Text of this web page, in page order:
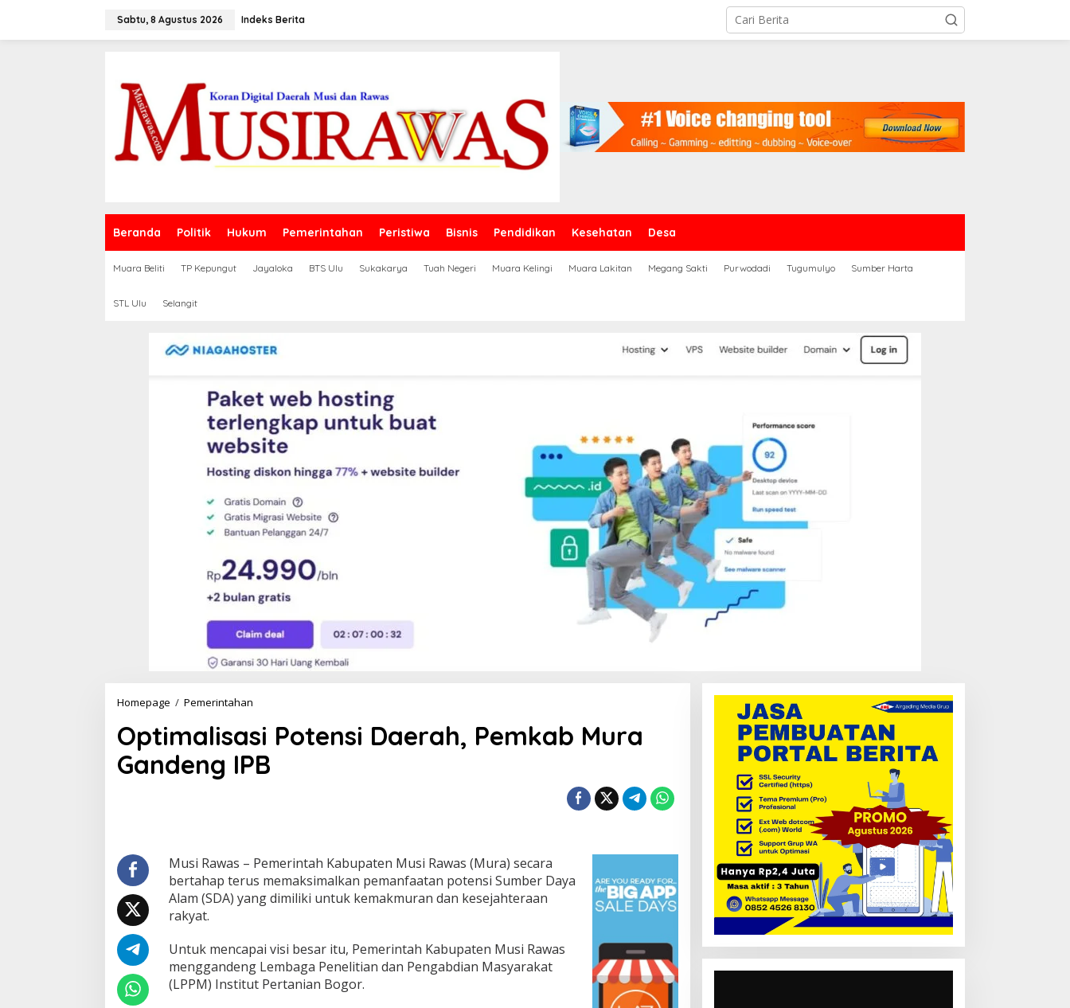
Sabtu, 8 Agustus 2026 Indeks Berita
Beranda Politik Hukum Pemerintahan Peristiwa Bisnis Pendidikan Kesehatan Desa
Muara Beliti TP Kepungut Jayaloka BTS Ulu Sukakarya Tuah Negeri Muara Kelingi Muara Lakitan Megang Sakti Purwodadi Tugumulyo Sumber Harta
STL Ulu Selangit
Homepage / Pemerintahan
t
i
m
a
i
o
t
s
D
a
Optimalisasi Potensi Daerah, Pemkab Mura
Gandeng IPB
Musi Rawas – Pemerintah Kabupaten Musi Rawas (Mura) secara
bertahap terus memaksimalkan pemanfaatan potensi Sumber Daya
Alam (SDA) yang dimiliki untuk kemakmuran dan kesejahteraan
rakyat.
Untuk mencapai visi besar itu, Pemerintah Kabupaten Musi Rawas
menggandeng Lembaga Penelitian dan Pengabdian Masyarakat
(LPPM) Institut Pertanian Bogor.